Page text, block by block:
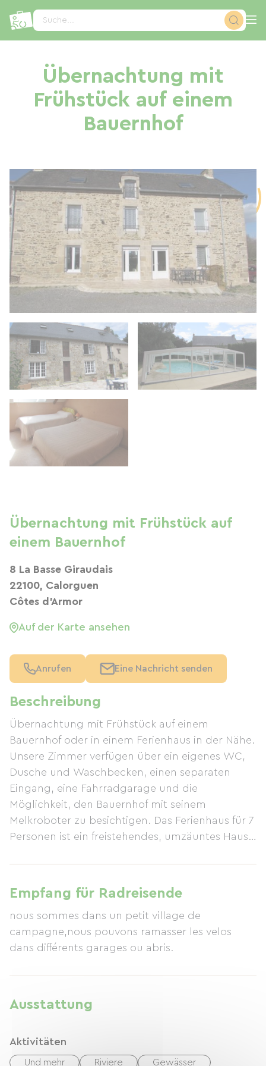
Suche...
Übernachtung mit
Frühstück auf einem
Bauernhof
Beschreibung
Übernachtung mit Frühstück auf einem
Bauernhof oder in einem Ferienhaus in der Nähe.
Unsere Zimmer verfügen über ein eigenes WC,
Dusche und Waschbecken, einen separaten
Eingang, eine Fahrradgarage und die
Möglichkeit, den Bauernhof mit seinem
Melkroboter zu besichtigen. Das Ferienhaus für 7
Personen ist ein freistehendes, umzäuntes Haus
wird. Die Unterkünfte liegen 2.5 km vom Canal
de l’Île-et-Rance entfernt, zwischen Evran (mit
seinen ruhigen, blumenreichen Schleusen und
Geschäften) und Dinan, einer mittelalterlichen
Stadt mit Denkmälern, Geschichte und Festen.
Empfang für Radreisende
nous sommes dans un petit village de
campagne,nous pouvons ramasser les velos
Ausstattung
Aktivitäten
Und mehr Riviere Gewässer
Übernachtung mit Frühstück auf
einem Bauernhof
8 La Basse Giraudais
22100, Calorguen
Côtes d'Armor
Auf der Karte ansehen
Anrufen Eine Nachricht senden
Cookie-Einstellungen